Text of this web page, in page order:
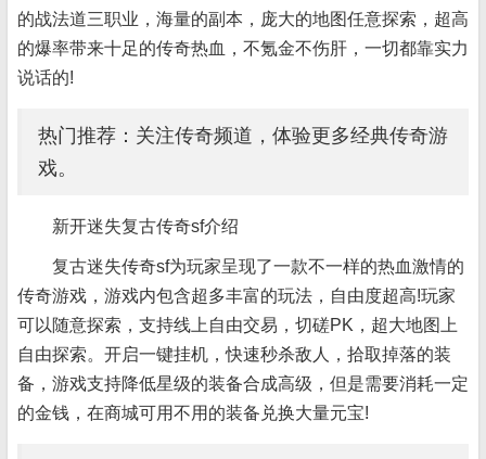
的战法道三职业，海量的副本，庞大的地图任意探索，超高
的爆率带来十足的传奇热血，不氪金不伤肝，一切都靠实力
说话的!
热门推荐：关注传奇频道，体验更多经典传奇游
戏。
新开迷失复古传奇sf介绍
复古迷失传奇sf为玩家呈现了一款不一样的热血激情的
传奇游戏，游戏内包含超多丰富的玩法，自由度超高!玩家
可以随意探索，支持线上自由交易，切磋PK，超大地图上
自由探索。开启一键挂机，快速秒杀敌人，拾取掉落的装
备，游戏支持降低星级的装备合成高级，但是需要消耗一定
的金钱，在商城可用不用的装备兑换大量元宝!